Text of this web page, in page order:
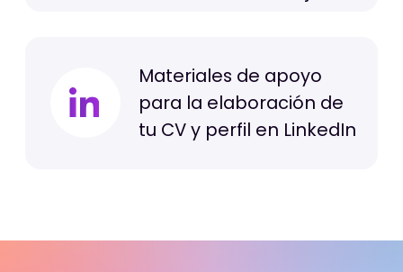
de los profesores y tutores son
expertos y referentes en el
mercado laboral